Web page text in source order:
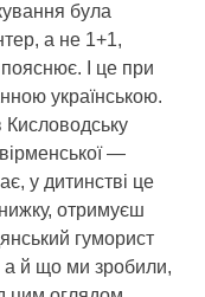
була
а не 1+1,
І це при
українською.
Кисловодську
—
у дитинстві це
отримуєш
гуморист
а й що ми зробили,